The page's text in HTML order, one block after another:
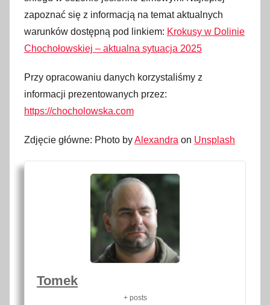
zapoznać się z informacją na temat aktualnych
warunków dostępną pod linkiem: Krokusy w Dolinie
Chochołowskiej – aktualna sytuacja 2025
Przy opracowaniu danych korzystaliśmy z
informacji prezentowanych przez:
https://chocholowska.com
Zdjęcie główne: Photo byAlexandra on Unsplash
Tomek
+ posts